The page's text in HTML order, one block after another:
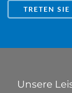
TRETEN
Unsere